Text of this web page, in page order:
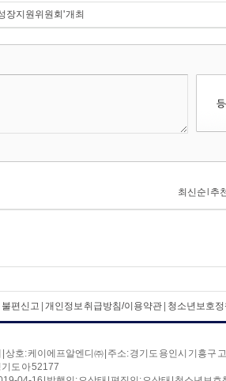
장지원위원회' 개최
불편신고 |개인정보 취급방침/이용약관 청소년보호정
상호: 케이에프알엔디㈜ | 주소: 경기도 용인시 기흥구
도 아 52177